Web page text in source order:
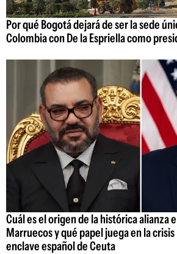
Por qué Bogotá dejará de ser la sede
Colombia con De la Espriella como
Cuál es el origen de la histórica alianza
Marruecos y qué papel juega en la
enclave español de Ceuta